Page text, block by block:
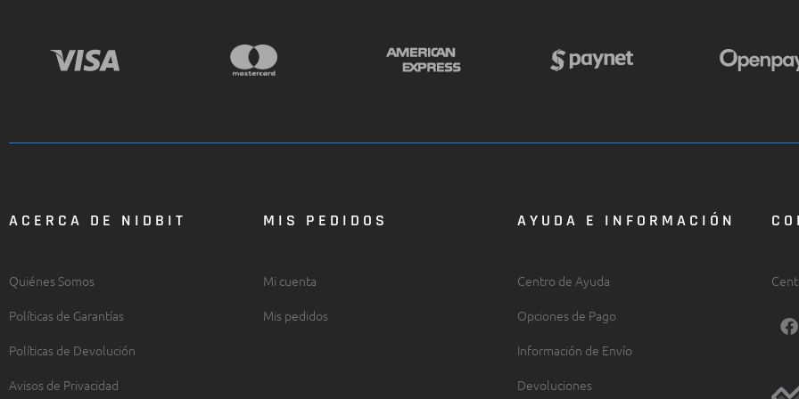
ACERCA DE NIDBIT
Quiénes Somos
Políticas de Garantías
Políticas de Devolución
Avisos de Privacidad
MIS PEDIDOS
Mi cuenta
Mis pedidos
AYUDA E INFORMACIÓN
Centro de Ayuda
Opciones de Pago
Información de Envío
Devoluciones
F
a
b